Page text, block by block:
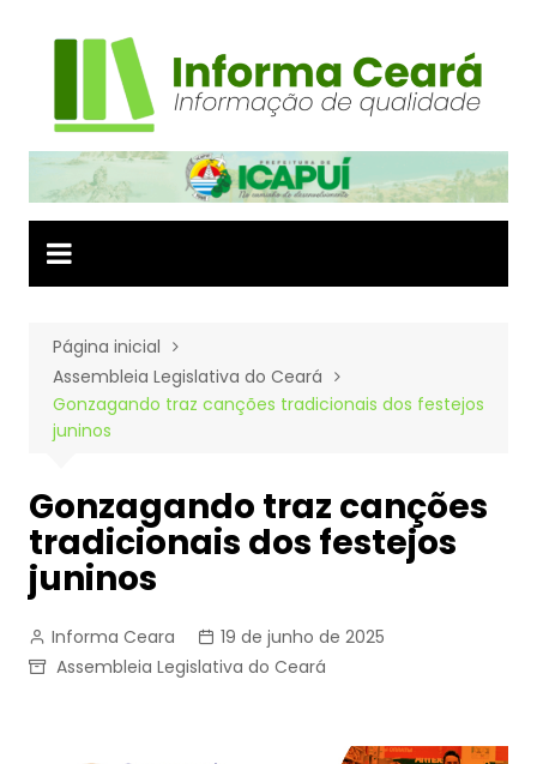
Página inicial
Assembleia Legislativa do Ceará
Gonzagando traz canções tradicionais dos festejos
juninos
Gonzagando traz canções
tradicionais dos festejos
juninos
Informa Ceara
19 de junho de 2025
Assembleia Legislativa do Ceará